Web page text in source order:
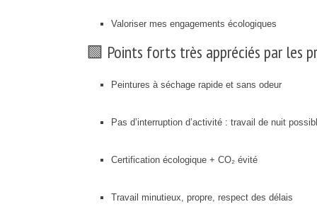
Valoriser mes engagements écologiques
🟩 Points forts très appréciés par les
Peintures à séchage rapide et sans odeur
Pas d’interruption d’activité : travail de nuit
Certification écologique + CO₂ évité
Travail minutieux, propre, respect des délais